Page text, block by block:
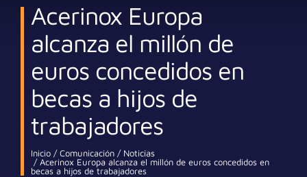
Acerinox Europa
alcanza el millón de
euros concedidos en
becas a hijos de
trabajadores
Inicio Comunicación Noticias
Acerinox Europa alcanza el millón de euros concedidos en
becas a hijos de trabajadores